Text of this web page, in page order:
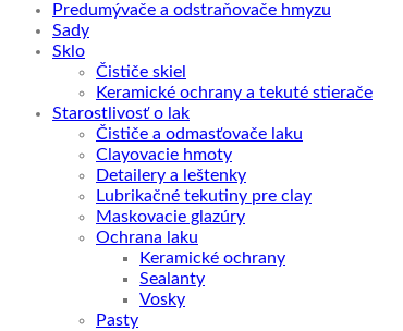
Predumývače a odstraňovače hmyzu
Sady
Sklo
Čističe skiel
Keramické ochrany a tekuté stierače
Starostlivosť o lak
Čističe a odmasťovače laku
Clayovacie hmoty
Detailery a leštenky
Lubrikačné tekutiny pre clay
Maskovacie glazúry
Ochrana laku
Keramické ochrany
Sealanty
Vosky
Pasty